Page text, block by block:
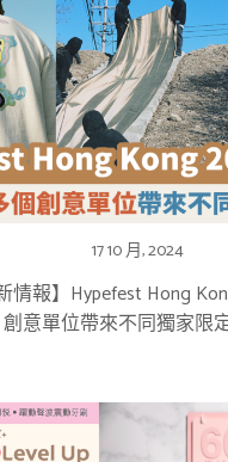
17 10 月, 2024
情報】Hypefest Hong
創意單位帶來不同獨家限